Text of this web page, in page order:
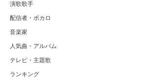
演歌歌手
配信者・ボカロ
音楽家
人気曲・アルバム
テレビ・主題歌
ランキング